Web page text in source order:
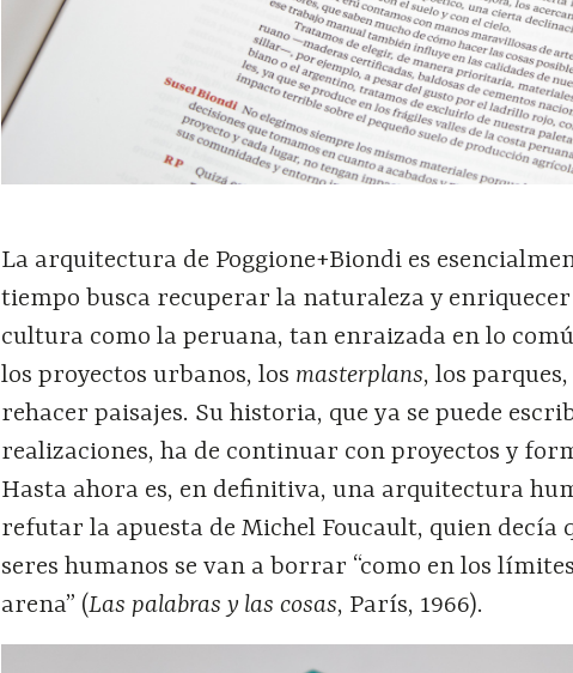
La arquitectura de Poggione+Biondi es
tiempo busca recuperar la naturaleza y
cultura como la peruana, tan enraizada en lo
los proyectos urbanos, los masterplans, los
rehacer paisajes. Su historia, que ya se puede
realizaciones, ha de continuar con proyectos y
Hasta ahora es, en definitiva, una arquitectura
refutar la apuesta de Michel Foucault, quien decía
seres humanos se van a borrar “como en los
arena” (Las palabras y las cosas, París, 1966).